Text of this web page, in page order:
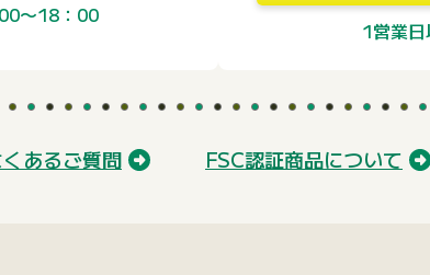
〜18：00
1営業
あるご質問 FSC認証商品について